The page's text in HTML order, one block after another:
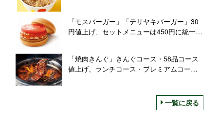
「モスバーガー」「テリヤキバーガー」30
円値上げ、セットメニューは450円に統一、
「焼肉きんぐ」きんぐコース・58品コース
値上げ、ランチコース・プレミアムコース
一覧に戻る